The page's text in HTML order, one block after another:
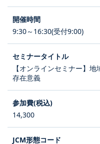
9:30～16:30(受付9:00)
【オンラインセミナー】
存在意義
14,300